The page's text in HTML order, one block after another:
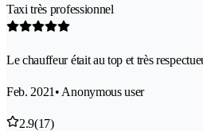
Taxi très professionnel
Le chauffeur était au top et très
Feb. 2021 • Anonymous user
2.9(17)